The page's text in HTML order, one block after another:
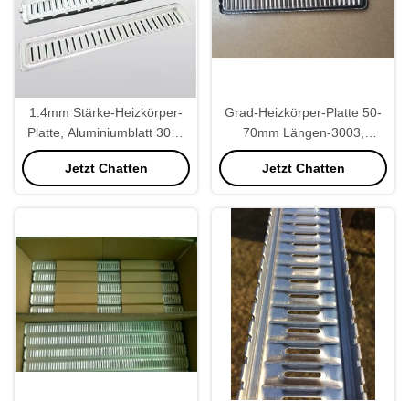
1.4mm Stärke-Heizkörper-
Platte, Aluminiumblatt 3003
für Cummins Caterpillar
Jetzt Chatten
Grad-Heizkörper-Platte 50-
70mm Längen-3003,
Heizkörper-Ausgang-Platte
justierbar
Jetzt Chatten